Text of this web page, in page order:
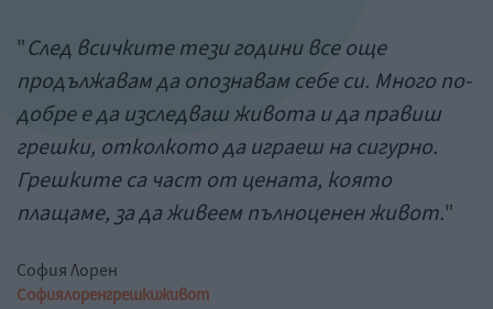
"След всичките тези години все още
продължавам да опознавам себе си. Много по-
добре е да изследваш живота и да правиш
грешки, отколкото да играеш на сигурно.
Грешките са част от цената, която
плащаме, за да живеем пълноценен живот."
София Лорен
Софиялоренгрешкиживот